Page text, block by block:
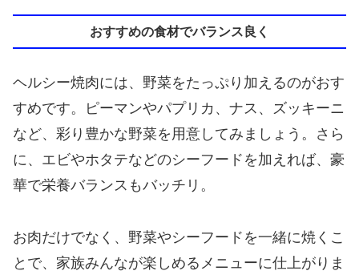
おすすめの食材でバランス良く
ヘルシー焼肉には、野菜をたっぷり加えるのがおす
すめです。ピーマンやパプリカ、ナス、ズッキーニ
など、彩り豊かな野菜を用意してみましょう。さら
に、エビやホタテなどのシーフードを加えれば、豪
華で栄養バランスもバッチリ。
お肉だけでなく、野菜やシーフードを一緒に焼くこ
とで、家族みんなが楽しめるメニューに仕上がりま